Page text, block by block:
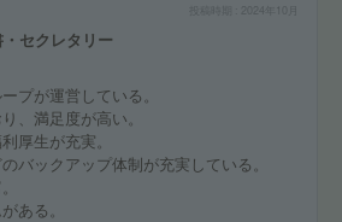
2024年10月
セクレタリー
プが運営している。
、満足度が高い。
厚生が充実。
バックアップ体制が充実している。
ある。